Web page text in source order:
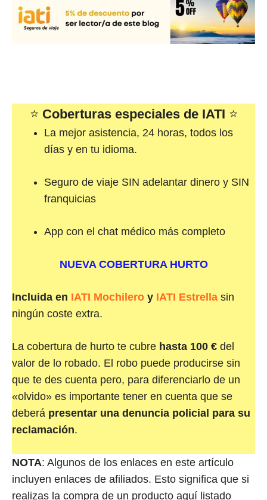
⭐ Coberturas especiales de IATI ⭐
La mejor asistencia, 24 horas, todos los
días y en tu idioma.
Seguro de viaje SIN adelantar dinero y SIN
franquicias
App con el chat médico más completo
NUEVA COBERTURA HURTO
Incluida en IATI Mochilero y IATI Estrella sin
ningún coste extra.
La cobertura de hurto te cubre hasta 100 € del
valor de lo robado. El robo puede producirse sin
que te des cuenta pero, para diferenciarlo de un
«olvido» es importante tener en cuenta que se
deberá presentar una denuncia policial para su
reclamación.
NOTA: Algunos de los enlaces en este artículo
incluyen enlaces de afiliados. Esto significa que si
realizas la compra de un producto aquí listado